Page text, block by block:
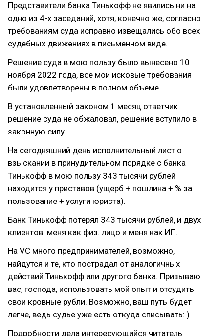
Представители банка Тинькофф не явились ни на
одно из 4-х заседаний, хотя, конечно же, согласно
требованиям суда исправно извещались обо всех
судебных движениях в письменном виде.
Решение суда в мою пользу было вынесено 10
ноября 2022 года, все мои исковые требования
были удовлетворены в полном объеме.
В установленный законом 1 месяц ответчик
решение суда не обжаловал, решение вступило в
законную силу.
На сегодняшний день исполнительный лист о
взыскании в принудительном порядке с банка
Тинькофф в мою пользу 343 тысячи рублей
находится у приставов (ущерб + пошлина + % за
пользование + услуги юриста).
Банк Тинькофф потерял 343 тысячи рублей, и двух
клиентов: меня как физ. лицо и меня как ИП.
На VC много предпринимателей, возможно,
найдутся и те, кто пострадал от аналогичных
действий Тинькофф или другого банка. Призываю
вас, господа, использовать мой опыт и отсудить
свои кровные рубли. Возможно, ваш путь будет
легче, ведь судье уже есть откуда списывать: )
Подробности дела интересующийся читатель